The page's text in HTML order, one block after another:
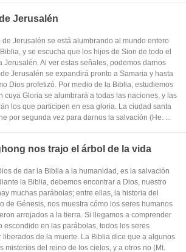
Jerusalén
de Jerusalén se está alumbrando al mundo entero
y se escucha que los hijos de Sion de todo el
Jerusalén. Al ver estas señales, podemos darnos
Jerusalén se expandirá pronto a Samaria y hasta
Dios profetizó. Por medio de la Biblia, estudiemos
cuya Gloria se alumbrará a todas las naciones, y las
los que participen en esa gloria. La ciudad santa
por segunda vez para darnos la salvación (He. ...
nos trajo el árbol de la vida
de dar la Biblia a la humanidad, es la salvación
la Biblia, debemos encontrar a Dios, nuestro
muchas parábolas; entre ellas, la historia del
de Génesis, nos muestra cómo los seres humanos
arrojados a la tierra. Si llegamos a comprender
escondido en las parábolas, todos los seres
liberados de la muerte. La Biblia dice que a algunos
misterios del reino de los cielos, y a otros no (Mt.